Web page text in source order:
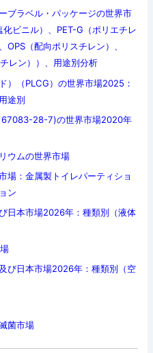
ブラベル・パッケージの世界市
ビニル）、PET-G（ポリエチレ
OPS（配向ポリスチレン）、
レン））、用途別分析
）（PLCG）の世界市場2025：
途別
28-7)の世界市場2020年
ウムの世界市場
場：金属製トイレパーティショ
ン
日本市場2026年：種類別（液体
び日本市場2026年：種類別（空
菌市場